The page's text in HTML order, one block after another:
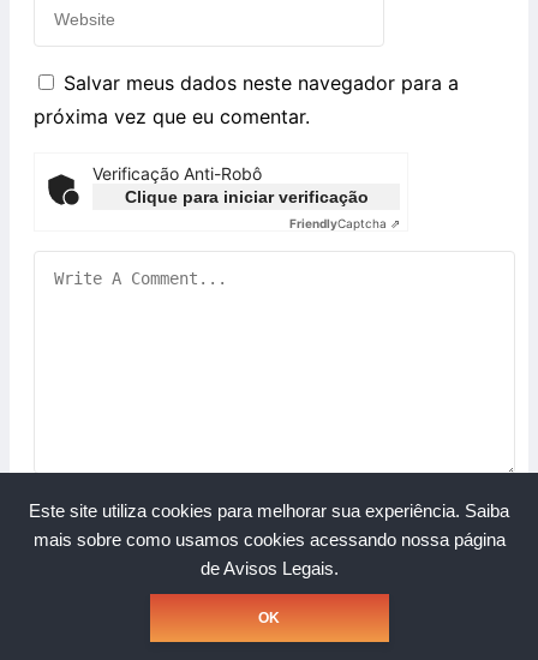
Este site utiliza cookies para melhorar sua experiência. Saiba
mais sobre como usamos cookies acessando nossa página
de Avisos Legais.
OK
Salvar meus dados neste navegador para a
próxima vez que eu comentar.
Verificação Anti-Robô
Clique para iniciar verificação
FriendlyCaptcha ⇗